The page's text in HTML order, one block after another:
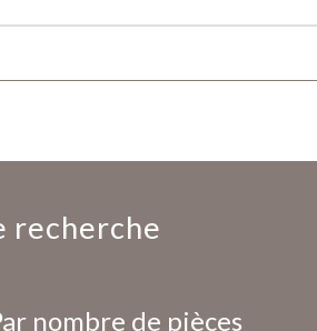
recherche
nombre de pièces